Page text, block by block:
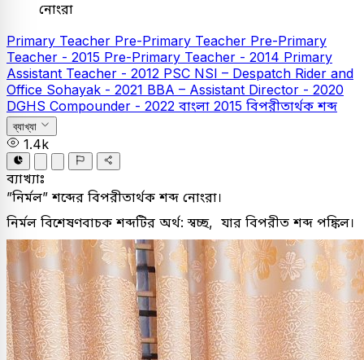
নোংরা
Primary Teacher Pre-Primary Teacher Pre-Primary
Teacher - 2015 Pre-Primary Teacher - 2014 Primary
Assistant Teacher - 2012 PSC NSI – Despatch Rider and
Office Sohayak - 2021 BBA – Assistant Director - 2020
DGHS Compounder - 2022 বাংলা 2015 বিপরীতার্থক শব্দ
ব্যাখ্যা
1.4k
ব্যাখ্যাঃ
”নির্মল” শব্দের বিপরীতার্থক শব্দ নোংরা।
নির্মল বিশেষণবাচক শব্দটির অর্থ: স্বচ্ছ, যার বিপরীত শব্দ পঙ্কিল।